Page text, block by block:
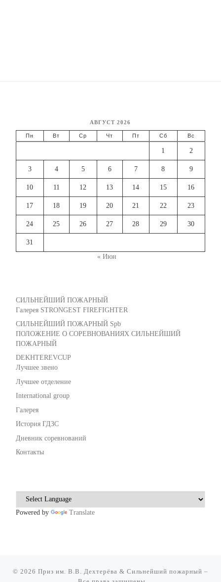
АВГУСТ 2026
Пн Вт Ср Чт Пт Сб Вс
1 2
3 4 5 6 7 8 9
10 11 12 13 14 15 16
17 18 19 20 21 22 23
24 25 26 27 28 29 30
31
« Июн
СИЛЬНЕЙШИЙ ПОЖАРНЫЙ
Галерея STRONGEST FIREFIGHTER
СИЛЬНЕЙШИЙ ПОЖАРНЫЙ Spb
ПОЛОЖЕНИЕ О СОРЕВНОВАНИЯХ СИЛЬНЕЙШИЙ
ПОЖАРНЫЙ
DEKHTEREVCUP
Лучшее звено
Лучшее отделение
International group
Галерея
История ГДЗС
Дневник соревнований
Контакты
Powered by Translate
© 2026 Приз им. В.В. Дехтерёва & Сильнейший пожарный –